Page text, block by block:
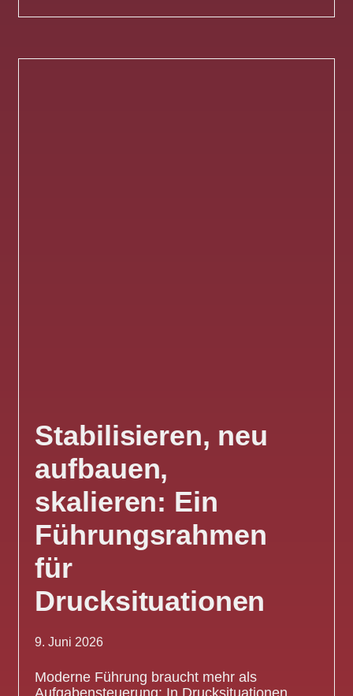
Stabilisieren, neu
aufbauen,
skalieren: Ein
Führungsrahmen
für
Drucksituationen
9. Juni 2026
Moderne Führung braucht mehr als
Aufgabensteuerung: In Drucksituationen